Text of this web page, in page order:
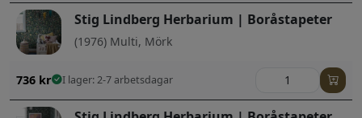
Stig Lindberg Herbarium | Boråstapeter
(1976) Multi, Mörk
736 kr I lager: 2-7 arbetsdagar